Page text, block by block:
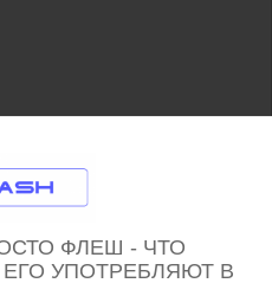
ФЛЕШ - ЧТО
ЕГО УПОТРЕБЛЯЮТ В